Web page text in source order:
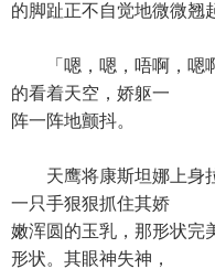
的脚趾正不自觉地微微翘
「嗯，嗯，唔啊，嗯
的看着天空，娇躯一
阵一阵地颤抖。
天鹰将康斯坦娜上身拉
一只手狠狠抓住其娇
嫩浑圆的玉乳，那形状完
形状。其眼神失神，